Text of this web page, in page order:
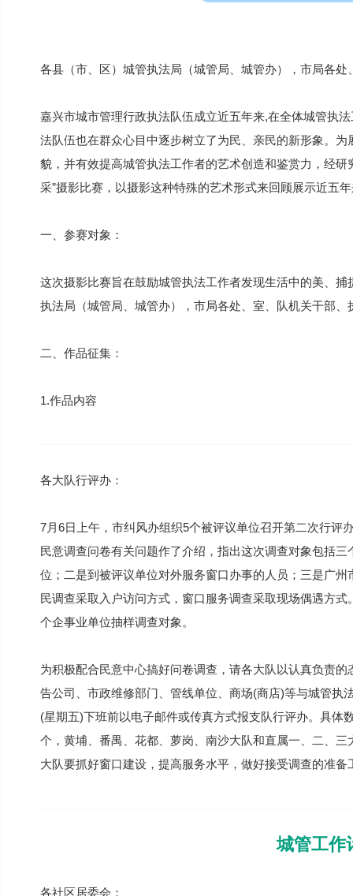
各县（市、区）城管执法局（城管局、城管办），市局各处
嘉兴市城市管理行政执法队伍成立近五年来,在全体城管执
法队伍也在群众心目中逐步树立了为民、亲民的新形象。
貌，并有效提高城管执法工作者的艺术创造和鉴赏力，经
采”摄影比赛，以摄影这种特殊的艺术形式来回顾展示近五
一、参赛对象：
这次摄影比赛旨在鼓励城管执法工作者发现生活中的美、
执法局（城管局、城管办），市局各处、室、队机关干部
二、作品征集：
1.作品内容
各大队行评办：
7月6日上午，市纠风办组织5个被评议单位召开第二次行评
民意调查问卷有关问题作了介绍，指出这次调查对象包括
位；二是到被评议单位对外服务窗口办事的人员；三是广
民调查采取入户访问方式，窗口服务调查采取现场偶遇方
个企事业单位抽样调查对象。
为积极配合民意中心搞好问卷调查，请各大队以认真负责
告公司、市政维修部门、管线单位、商场(商店)等与城管执
(星期五)下班前以电子邮件或传真方式报支队行评办。具体
个，黄埔、番禺、花都、萝岗、南沙大队和直属一、二、
大队要抓好窗口建设，提高服务水平，做好接受调查的准
城管工作
各社区居委会：